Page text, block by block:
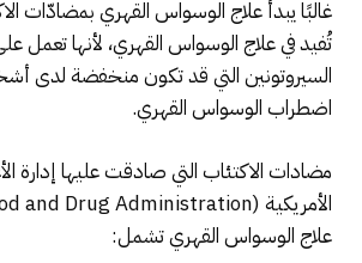
غالبًا يبدأ علاج الوسواس القهري بمضادّات
تُفيد في علاج الوسواس القهري، لأنها تعمل
السيروتونين التي قد تكون منخفضة لدى
اضطراب الوسواس القهري.
مضادات الاكتئاب التي صادقت عليها إدارة
علاج الوسواس القهري تشمل: